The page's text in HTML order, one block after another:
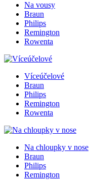
Na vousy
Braun
Philips
Remington
Rowenta
Víceúčelové
Braun
Philips
Remington
Rowenta
Na chloupky v nose
Braun
Philips
Remington